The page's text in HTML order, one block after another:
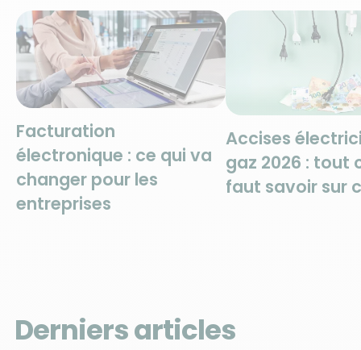
Facturation
électronique : ce qui va
changer pour les
entreprises
Accises
gaz 2026 : tout
faut savoir sur
Derniers articles